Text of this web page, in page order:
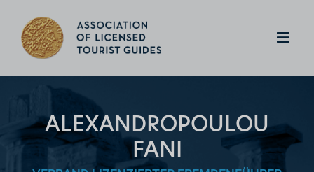
ALEXANDROPOULOU
FANI